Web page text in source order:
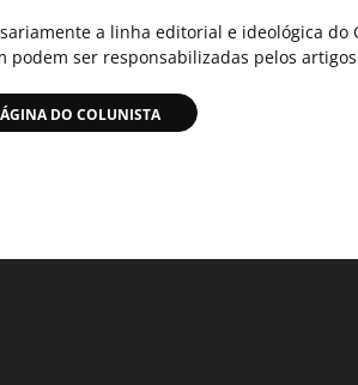
a linha editorial e ideológica do
ser responsabilizadas pelos
DO COLUNISTA